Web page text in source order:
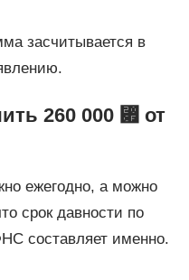
засчитывается в
260 000 ⃏ от
ежегодно, а можно
срок давности по
составляет именно.